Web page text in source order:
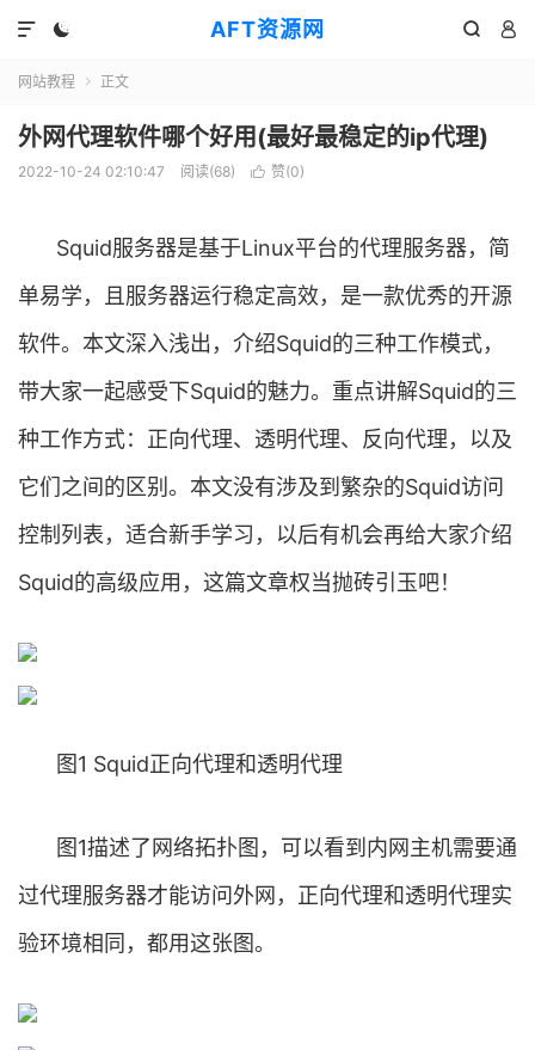
AFT资源网
  

网站教程  正文
外网代理软件哪个好用(最好最稳定的ip代理)
2022-10-24 02:10:47 阅读(68)  赞(0)
Squid服务器是基于Linux平台的代理服务器，简
单易学，且服务器运行稳定高效，是一款优秀的开源
软件。本文深入浅出，介绍Squid的三种工作模式，
带大家一起感受下Squid的魅力。重点讲解Squid的三
种工作方式：正向代理、透明代理、反向代理，以及
它们之间的区别。本文没有涉及到繁杂的Squid访问
控制列表，适合新手学习，以后有机会再给大家介绍
Squid的高级应用，这篇文章权当抛砖引玉吧！
图1 Squid正向代理和透明代理
图1描述了网络拓扑图，可以看到内网主机需要通
过代理服务器才能访问外网，正向代理和透明代理实
验环境相同，都用这张图。